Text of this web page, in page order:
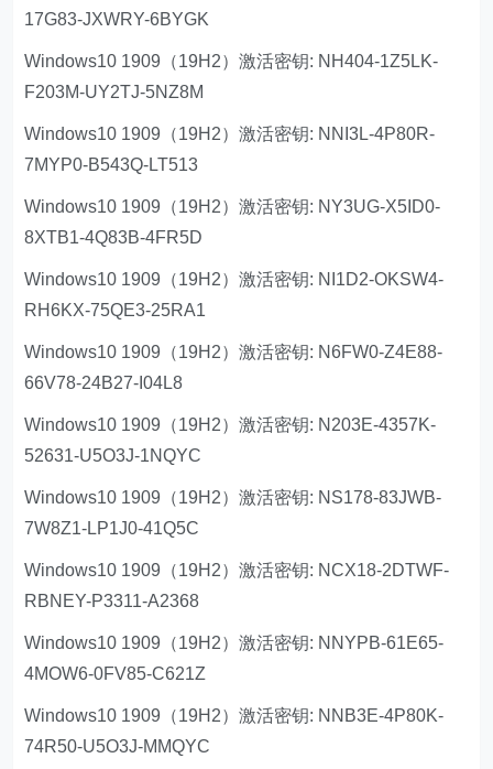
17G83-JXWRY-6BYGK
Windows10 1909（19H2）激活密钥: NH404-1Z5LK-
F203M-UY2TJ-5NZ8M
Windows10 1909（19H2）激活密钥: NNI3L-4P80R-
7MYP0-B543Q-LT513
Windows10 1909（19H2）激活密钥: NY3UG-X5ID0-
8XTB1-4Q83B-4FR5D
Windows10 1909（19H2）激活密钥: NI1D2-OKSW4-
RH6KX-75QE3-25RA1
Windows10 1909（19H2）激活密钥: N6FW0-Z4E88-
66V78-24B27-I04L8
Windows10 1909（19H2）激活密钥: N203E-4357K-
52631-U5O3J-1NQYC
Windows10 1909（19H2）激活密钥: NS178-83JWB-
7W8Z1-LP1J0-41Q5C
Windows10 1909（19H2）激活密钥: NCX18-2DTWF-
RBNEY-P3311-A2368
Windows10 1909（19H2）激活密钥: NNYPB-61E65-
4MOW6-0FV85-C621Z
Windows10 1909（19H2）激活密钥: NNB3E-4P80K-
74R50-U5O3J-MMQYC